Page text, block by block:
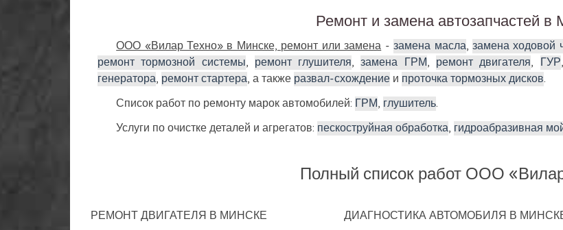
Ремонт и замена автозапчастей в
ООО «Вилар Техно» в Минске, ремонт или замена -замена масла, замена ходовой
ремонт тормозной системы, ремонт глушителя,замена ГРМ, ремонт двигателя, ГУР,
генератора, ремонт стартера, а также развал-схождение и проточка тормозных дисков.
Список работ по ремонту марок автомобилей: ГРМ, глушитель.
Услуги по очистке деталей и агрегатов: пескоструйная обработка, гидроабразивная
Полный список работ ООО
РЕМОНТ ДВИГАТЕЛЯ В МИНСКЕ
ДИАГНОСТИКА АВТОМОБИЛЯ В